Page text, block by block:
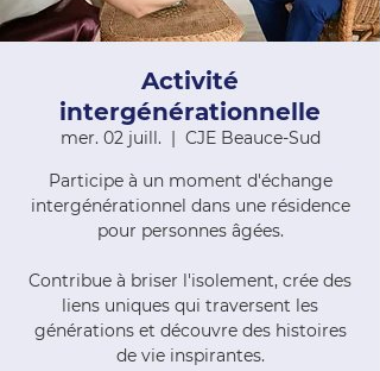
Activité
intergénérationnelle
mer. 02 juill.
  |
CJE Beauce-Sud
Participe à un moment d'échange
intergénérationnel dans une résidence
pour personnes âgées.
Contribue à briser l'isolement, crée des
liens uniques qui traversent les
générations et découvre des histoires
de vie inspirantes.